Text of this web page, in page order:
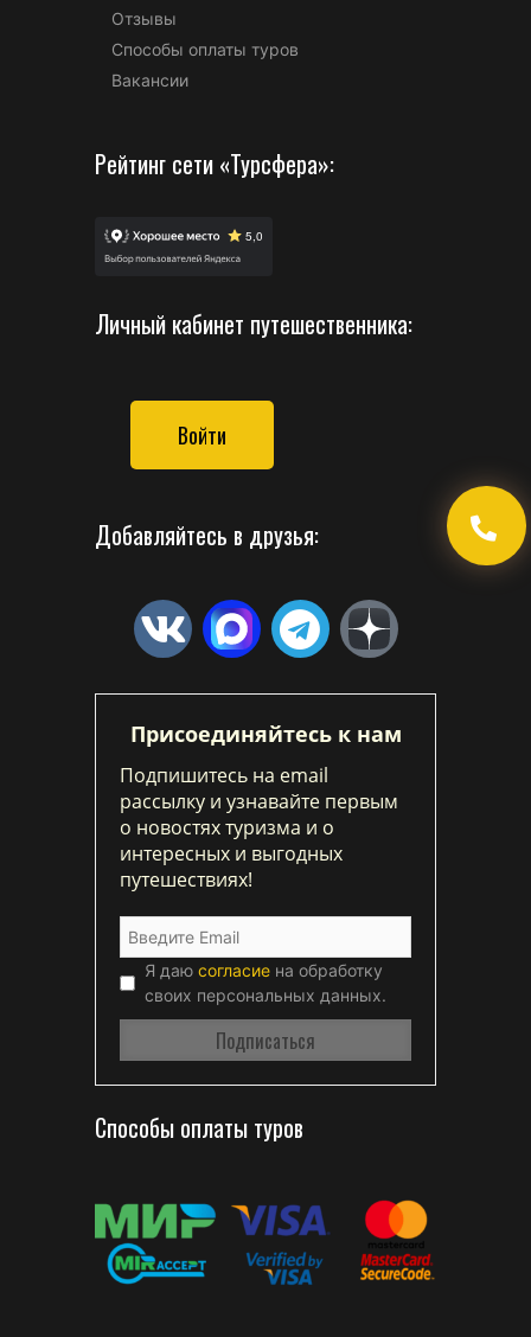
Отзывы
Способы оплаты туров
Вакансии
Рейтинг сети «Турсфера»:
Личный кабинет путешественника:
Войти
Добавляйтесь в друзья:
Присоединяйтесь к нам
Подпишитесь на email
рассылку и узнавайте первым
о новостях туризма и о
интересных и выгодных
путешествиях!
Я даю согласие на обработку
своих персональных данных.
Способы оплаты туров